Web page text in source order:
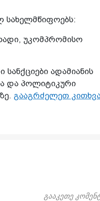
სახელმწიფოებს:
უკომპრომისო
ადამიანის
და პოლიტიკური
გააგრძელეთ
გააკეთე